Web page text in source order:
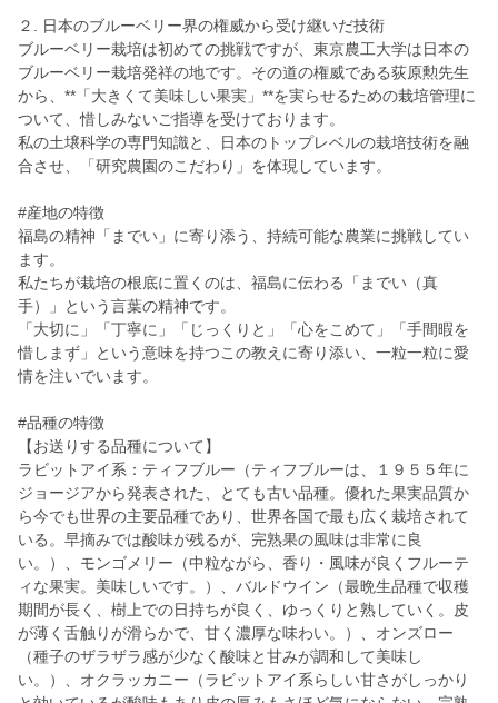
２. 日本のブルーベリー界の権威から受け継いだ技術
ブルーベリー栽培は初めての挑戦ですが、東京農工大学は日本の
ブルーベリー栽培発祥の地です。その道の権威である荻原勲先生
から、**「大きくて美味しい果実」**を実らせるための栽培管理に
ついて、惜しみないご指導を受けております。
私の土壌科学の専門知識と、日本のトップレベルの栽培技術を融
合させ、「研究農園のこだわり」を体現しています。
#産地の特徴
福島の精神「までい」に寄り添う、持続可能な農業に挑戦してい
ます。
私たちが栽培の根底に置くのは、福島に伝わる「までい（真
手）」という言葉の精神です。
「大切に」「丁寧に」「じっくりと」「心をこめて」「手間暇を
惜しまず」という意味を持つこの教えに寄り添い、一粒一粒に愛
情を注いでいます。
#品種の特徴
【お送りする品種について】
ラビットアイ系：ティフブルー（ティフブルーは、１９５５年に
ジョージアから発表された、とても古い品種。優れた果実品質か
ら今でも世界の主要品種であり、世界各国で最も広く栽培されて
いる。早摘みでは酸味が残るが、完熟果の風味は非常に良
い。）、モンゴメリー（中粒ながら、香り・風味が良くフルーテ
ィな果実。美味しいです。）、バルドウイン（最晩生品種で収穫
期間が長く、樹上での日持ちが良く、ゆっくりと熟していく。皮
が薄く舌触りが滑らかで、甘く濃厚な味わい。）、オンズロー
（種子のザラザラ感が少なく酸味と甘みが調和して美味し
い。）、オクラッカニー（ラビットアイ系らしい甘さがしっかり